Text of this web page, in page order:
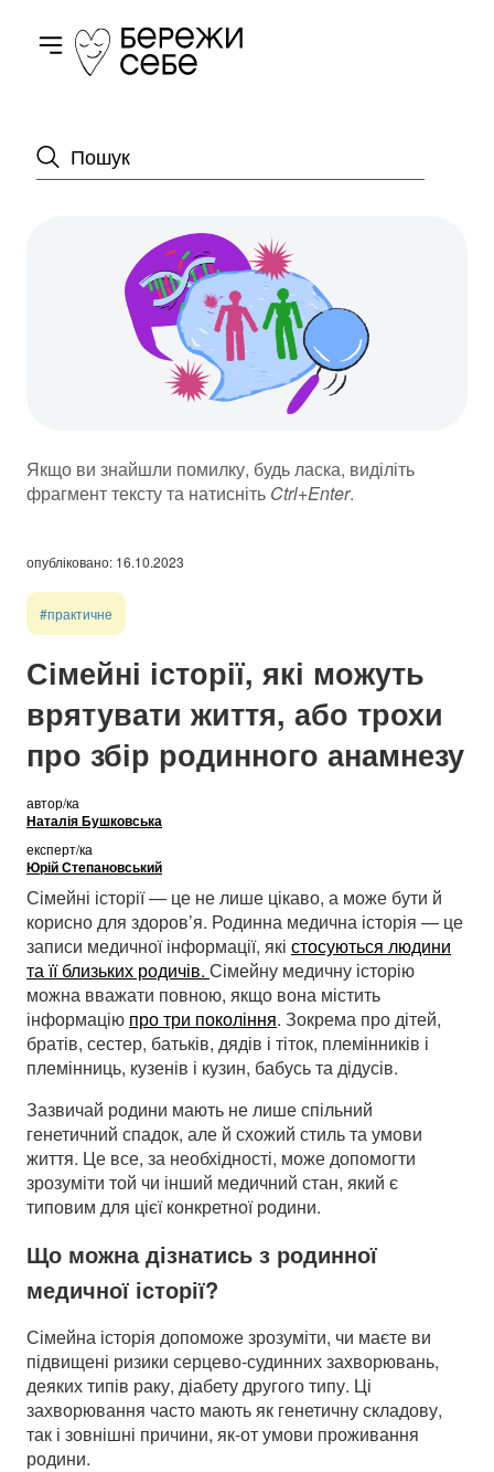
Toggle navigation
Пошук
Якщо ви знайшли помилку, будь ласка, виділіть
фрагмент тексту та натисніть Ctrl+Enter.
опубліковано: 16.10.2023
#практичне
Сімейні історії, які можуть
врятувати життя, або трохи
про збір родинного анамнезу
автор/ка
Наталія Бушковська
експерт/ка
Юрій Степановський
Сімейні історії — це не лише цікаво, а може бути й
корисно для здоров’я. Родинна медична історія — це
записи медичної інформації, які стосуються людини
та її близьких родичів. Сімейну медичну історію
можна вважати повною, якщо вона містить
інформацію про три покоління. Зокрема про дітей,
братів, сестер, батьків, дядів і тіток, племінників і
племінниць, кузенів і кузин, бабусь та дідусів.
Зазвичай родини мають не лише спільний
генетичний спадок, але й схожий стиль та умови
життя. Це все, за необхідності, може допомогти
зрозуміти той чи інший медичний стан, який є
типовим для цієї конкретної родини.
Що можна дізнатись з родинної
медичної історії?
Сімейна історія допоможе зрозуміти, чи маєте ви
підвищені ризики серцево-судинних захворювань,
деяких типів раку, діабету другого типу. Ці
захворювання часто мають як генетичну складову,
так і зовнішні причини, як-от умови проживання
родини.